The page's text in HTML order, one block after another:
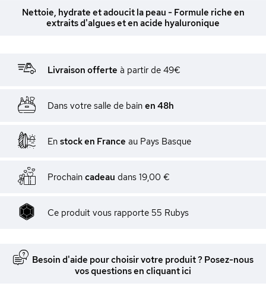
Nettoie, hydrate et adoucit la peau - Formule riche en
extraits d'algues et en acide hyaluronique
Livraison offerte à partir de 49€
Dans votre salle de bain en 48h
En stock en France au Pays Basque
Prochain cadeau dans 19,00 €
Ce produit vous rapporte 55 Rubys
Besoin d'aide pour choisir votre produit ? Posez-nous
vos questions en cliquant ici